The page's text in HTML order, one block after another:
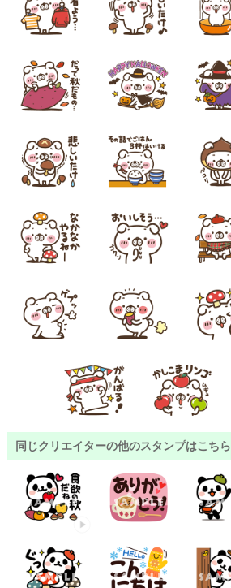
同じクリエイターの他のスタンプはこちら